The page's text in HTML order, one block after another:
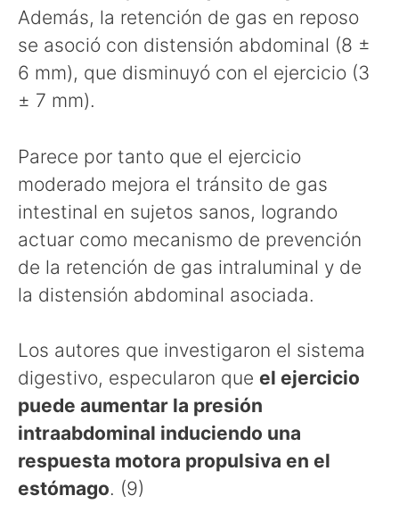
Además, la retención de gas en reposo
se asoció con distensión abdominal (8 ±
6 mm), que disminuyó con el ejercicio (3
± 7 mm).
Parece por tanto que el ejercicio
moderado mejora el tránsito de gas
intestinal en sujetos sanos, logrando
actuar como mecanismo de prevención
de la retención de gas intraluminal y de
la distensión abdominal asociada.
Los autores que investigaron el sistema
digestivo, especularon que el ejercicio
puede aumentar la presión
intraabdominal induciendo una
respuesta motora propulsiva en el
estómago. (9)